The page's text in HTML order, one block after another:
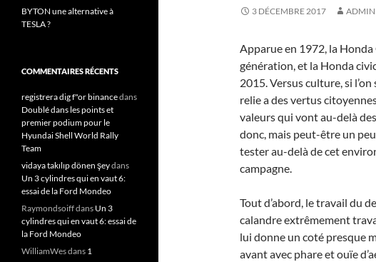
3 DÉCEMBRE 2017
Apparue en 1972, la
génération, et la Honda
2015. Versus culture, si
relie a des vertus
valeurs qui vont au-delà
donc, mais peut-être un
tester au-delà de cet
campagne.
Tout d’abord, le travail du
calandre extrêmement
lui donne un coté presque
avant avec phare et ouïe
BYTON une alternative à
TESLA ?
COMMENTAIRES RÉCENTS
registrera dig f"or binancedans
Doublé dans les points et
premier podium pour le
Hyundai Shell World Rally
Team
vidaya takılıp dönen şeydans
Un 3 cylindres qui en vaut 6:
essai de la Ford Mondeo
Raymondsoiffdans Un 3
cylindres qui en vaut 6: essai de
la Ford Mondeo
WilliamWesdans 1